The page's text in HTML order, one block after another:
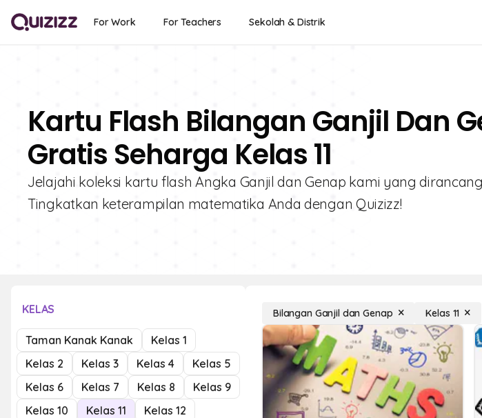
For Work For Teachers Sekolah & Distrik
Kartu Flash Bilangan Ganjil Dan
Gratis Seharga Kelas 11
Jelajahi koleksi kartu flash Angka Ganjil dan Genap kami yang dirancang
Tingkatkan keterampilan matematika Anda dengan Quizizz!
KELAS
Taman Kanak Kanak
Kelas 1
Kelas 2
Kelas 3 Kelas 4
Kelas 5
Kelas 6
Kelas 7 Kelas 8
Kelas 9
Kelas 10
Kelas 11 Kelas 12
Bilangan Ganjil dan Genap Kelas 11